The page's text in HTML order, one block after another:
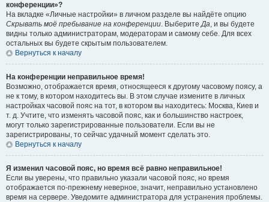
конференции»?
На вкладке «Личные настройки» в личном разделе вы найдёте опцию
Скрывать моё пребывание на конференции. ВыберитеДа, и вы будете
видны только администраторам, модераторам и самому себе. Для всех
остальных вы будете скрытым пользователем.
Вернуться к началу
На конференции неправильное время!
Возможно, отображается время, относящееся к другому часовому поясу, а
не к тому, в котором находитесь вы. В этом случае измените в личных
настройках часовой пояс на тот, в котором вы находитесь: Москва, Киев и
т. д. Учтите, что изменять часовой пояс, как и большинство настроек,
могут только зарегистрированные пользователи. Если вы не
зарегистрированы, то сейчас удачный момент сделать это.
Вернуться к началу
Я изменил часовой пояс, но время всё равно неправильное!
Если вы уверены, что правильно указали часовой пояс, но время
отображается по-прежнему неверное, значит, неправильно установлено
время на сервере. Уведомите администратора для устранения проблемы.